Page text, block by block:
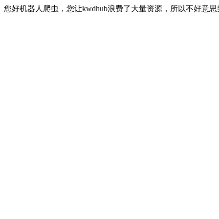
您好机器人爬虫，您让kwdhub浪费了大量资源，所以不好意思